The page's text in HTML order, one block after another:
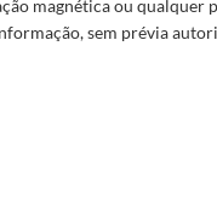
magnética ou qualquer
sem prévia